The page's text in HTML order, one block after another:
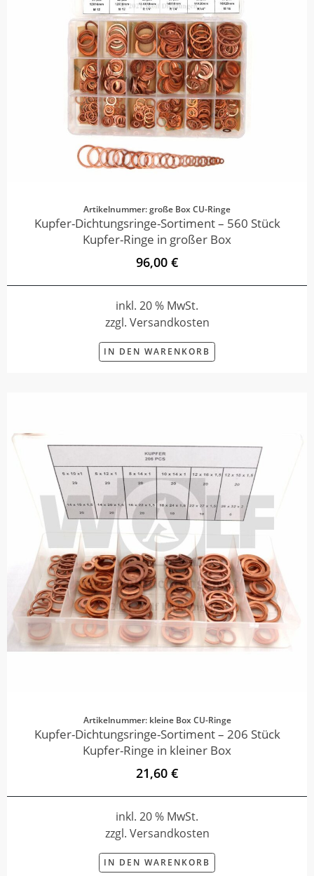
Artikelnummer: große Box CU-Ringe
Kupfer-Dichtungsringe-Sortiment – 560 Stück
Kupfer-Ringe in großer Box
96,00 €
inkl. 20 % MwSt.
zzgl. Versandkosten
IN DEN WARENKORB
Artikelnummer: kleine Box CU-Ringe
Kupfer-Dichtungsringe-Sortiment – 206 Stück
Kupfer-Ringe in kleiner Box
21,60 €
inkl. 20 % MwSt.
zzgl. Versandkosten
IN DEN WARENKORB